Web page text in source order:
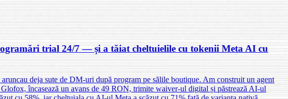
trial 24/7 — și a tăiat cheltuielile cu tokenii Meta AI cu
deja sute de DM-uri după program pe sălile boutique. Am construit un agent
încasează un avans de 49 RON, trimite waiver-ul digital și păstrează AI-ul